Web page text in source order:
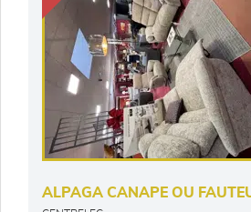
ALPAGA CANAPE OU